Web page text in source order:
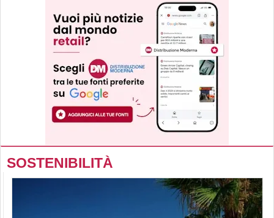
SOSTENIBILITÀ